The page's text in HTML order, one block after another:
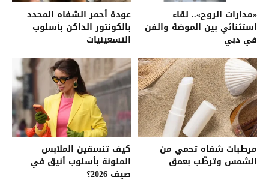
«مدارات الروح».. لقاء
استثنائي بين الموضة والفن
في دبي
عودة أحمر الشفاه المحدد
بالكونتور الداكن بأسلوب
التسعينيات
مرطبات شفاه تحمي من
الشمس وترطّب بعمق
كيف تنسقين الملابس
الملونة بأسلوب أنيق في
صيف 2026؟